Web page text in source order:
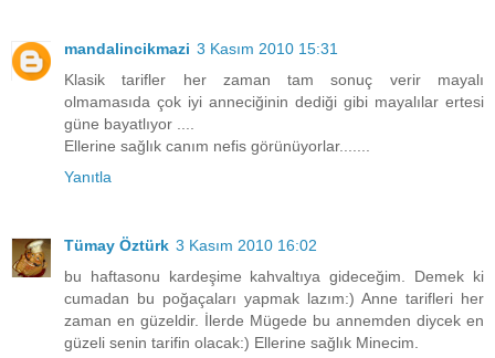
mandalincikmazi 3 Kasım 2010 15:31
Klasik tarifler her zaman tam sonuç verir mayalı
olmamasıda çok iyi anneciğinin dediği gibi mayalılar ertesi
güne bayatlıyor ....
Ellerine sağlık canım nefis görünüyorlar.......
Yanıtla
Tümay Öztürk 3 Kasım 2010 16:02
bu haftasonu kardeşime kahvaltıya gideceğim. Demek ki
cumadan bu poğaçaları yapmak lazım:) Anne tarifleri her
zaman en güzeldir. İlerde Mügede bu annemden diycek en
güzeli senin tarifin olacak:) Ellerine sağlık Minecim.